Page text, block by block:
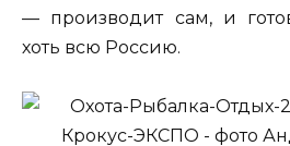
— производит сам, и
хоть всю Россию.